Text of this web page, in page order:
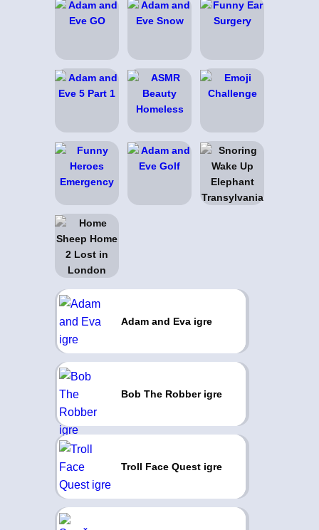
Adam and Eva igre
Bob The Robber igre
Troll Face Quest igre